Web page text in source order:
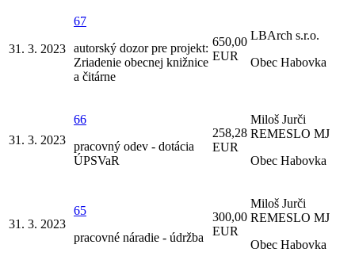
31. 3. 2023
67
autorský dozor pre projekt:
Zriadenie obecnej knižnice
a čitárne
650,00
EUR
LBArch s.r.o.
Obec Habovka
31. 3. 2023
66
pracovný odev - dotácia
ÚPSVaR
258,28
EUR
Miloš Jurči
REMESLO MJ
Obec Habovka
31. 3. 2023
65
pracovné náradie - údržba
300,00
EUR
Miloš Jurči
REMESLO MJ
Obec Habovka